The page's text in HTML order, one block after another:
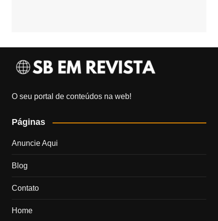
O seu portal de conteúdos na web!
Páginas
Anuncie Aqui
Blog
Contato
Home